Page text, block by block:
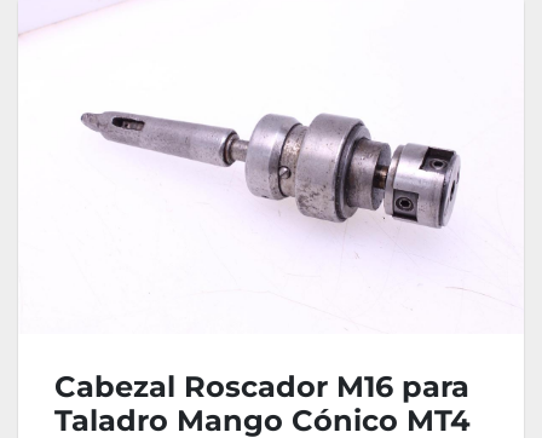
Cabezal Roscador M16 para
Taladro Mango Cónico MT4